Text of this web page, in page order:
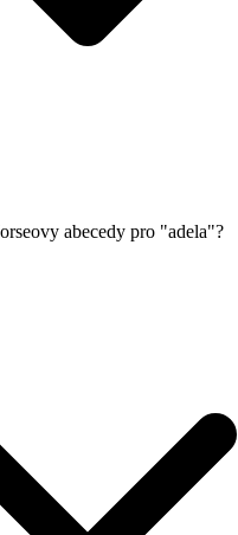
abecedy pro "adela"?